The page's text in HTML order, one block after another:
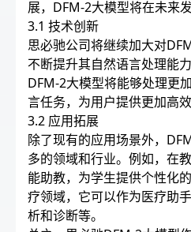
展，DFM-2大模型将在未来
3.1 技术创新
思必驰公司将继续加大对
不断提升其自然语言处理能
DFM-2大模型将能够处理更
言任务，为用户提供更加高
3.2 应用拓展
除了现有的应用场景外，
多的领域和行业。例如，在
能助教，为学生提供个性化
疗领域，它可以作为医疗助
析和诊断等。